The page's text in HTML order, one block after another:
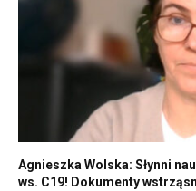
Agnieszka Wolska: Słynni
ws. C19! Dokumenty